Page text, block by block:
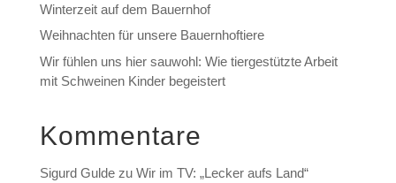
Winterzeit auf dem Bauernhof
Weihnachten für unsere Bauernhoftiere
Wir fühlen uns hier sauwohl: Wie tiergestützte Arbeit
mit Schweinen Kinder begeistert
Kommentare
Sigurd Guldezu Wir im TV: „Lecker aufs Land“